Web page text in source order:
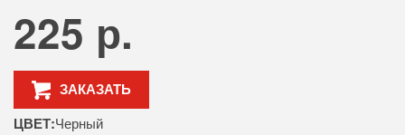
225 р.
ЗАКАЗАТЬ
ЦВЕТ:Черный